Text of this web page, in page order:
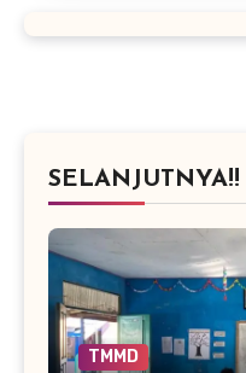
SELANJUTNYA!!
TMMD